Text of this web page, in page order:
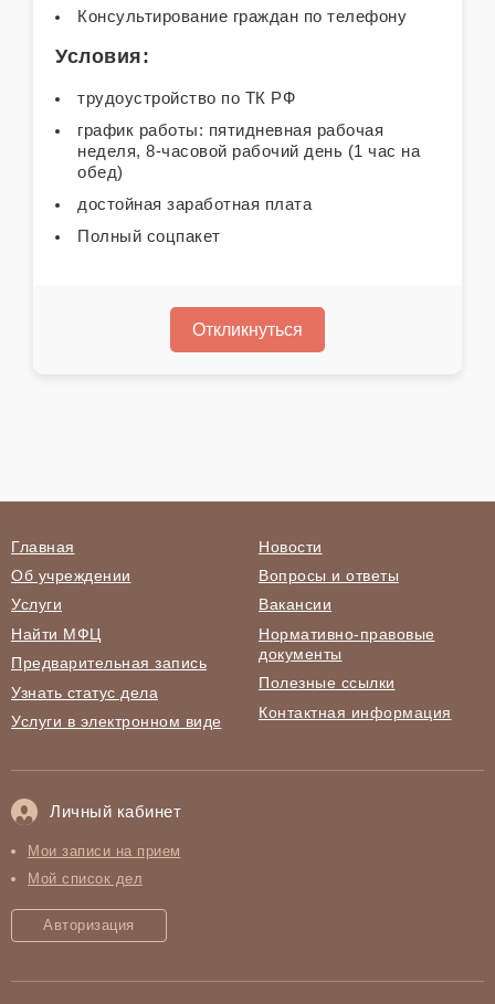
Консультирование граждан по телефону
Условия:
трудоустройство по ТК РФ
график работы: пятидневная рабочая
неделя, 8-часовой рабочий день (1 час на
обед)
достойная заработная плата
Полный соцпакет
Откликнуться
Главная
Об учреждении
Услуги
Найти МФЦ
Предварительная запись
Узнать статус дела
Услуги в электронном виде
Новости
Вопросы и ответы
Вакансии
Нормативно-правовые
документы
Полезные ссылки
Контактная информация
Личный кабинет
Мои записи на прием
Мой список дел
Авторизация